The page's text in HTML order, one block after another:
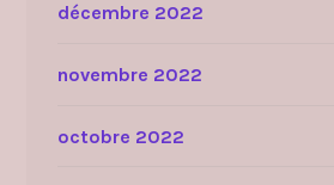
décembre 2022
novembre 2022
octobre 2022